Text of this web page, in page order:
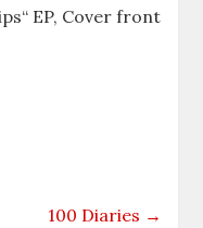
EP, Cover front
100 Diaries →